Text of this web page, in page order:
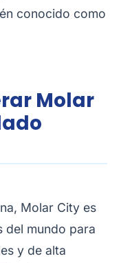
conocido como
Molar
Molar City es
del mundo para
y de alta